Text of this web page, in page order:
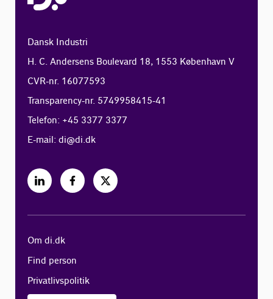
Dansk Industri
H. C. Andersens Boulevard 18, 1553 København V
CVR-nr. 16077593
Transparency-nr. 5749958415-41
Telefon: +45 3377 3377
E-mail:di@di.dk
Om di.dk
Find person
Privatlivspolitik